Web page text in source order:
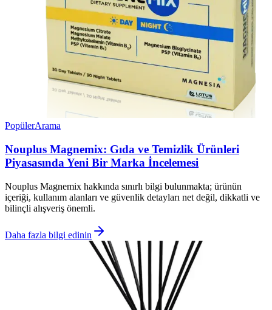
PopülerArama
Nouplus Magnemix: Gıda ve Temizlik Ürünleri
Piyasasında Yeni Bir Marka İncelemesi
Nouplus Magnemix hakkında sınırlı bilgi bulunmakta; ürünün
içeriği, kullanım alanları ve güvenlik detayları net değil, dikkatli ve
bilinçli alışveriş önemli.
Daha fazla bilgi edinin